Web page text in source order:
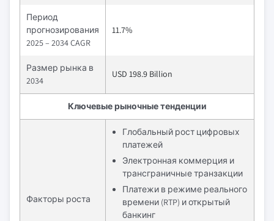
Период
прогнозирования
2025 – 2034 CAGR
11.7%
Размер рынка в
2034
USD 198.9 Billion
Ключевые рыночные тенденции
Факторы роста
Глобальный рост цифровых
платежей
Электронная коммерция и
трансграничные транзакции
Платежи в режиме реального
времени (RTP) и открытый
банкинг